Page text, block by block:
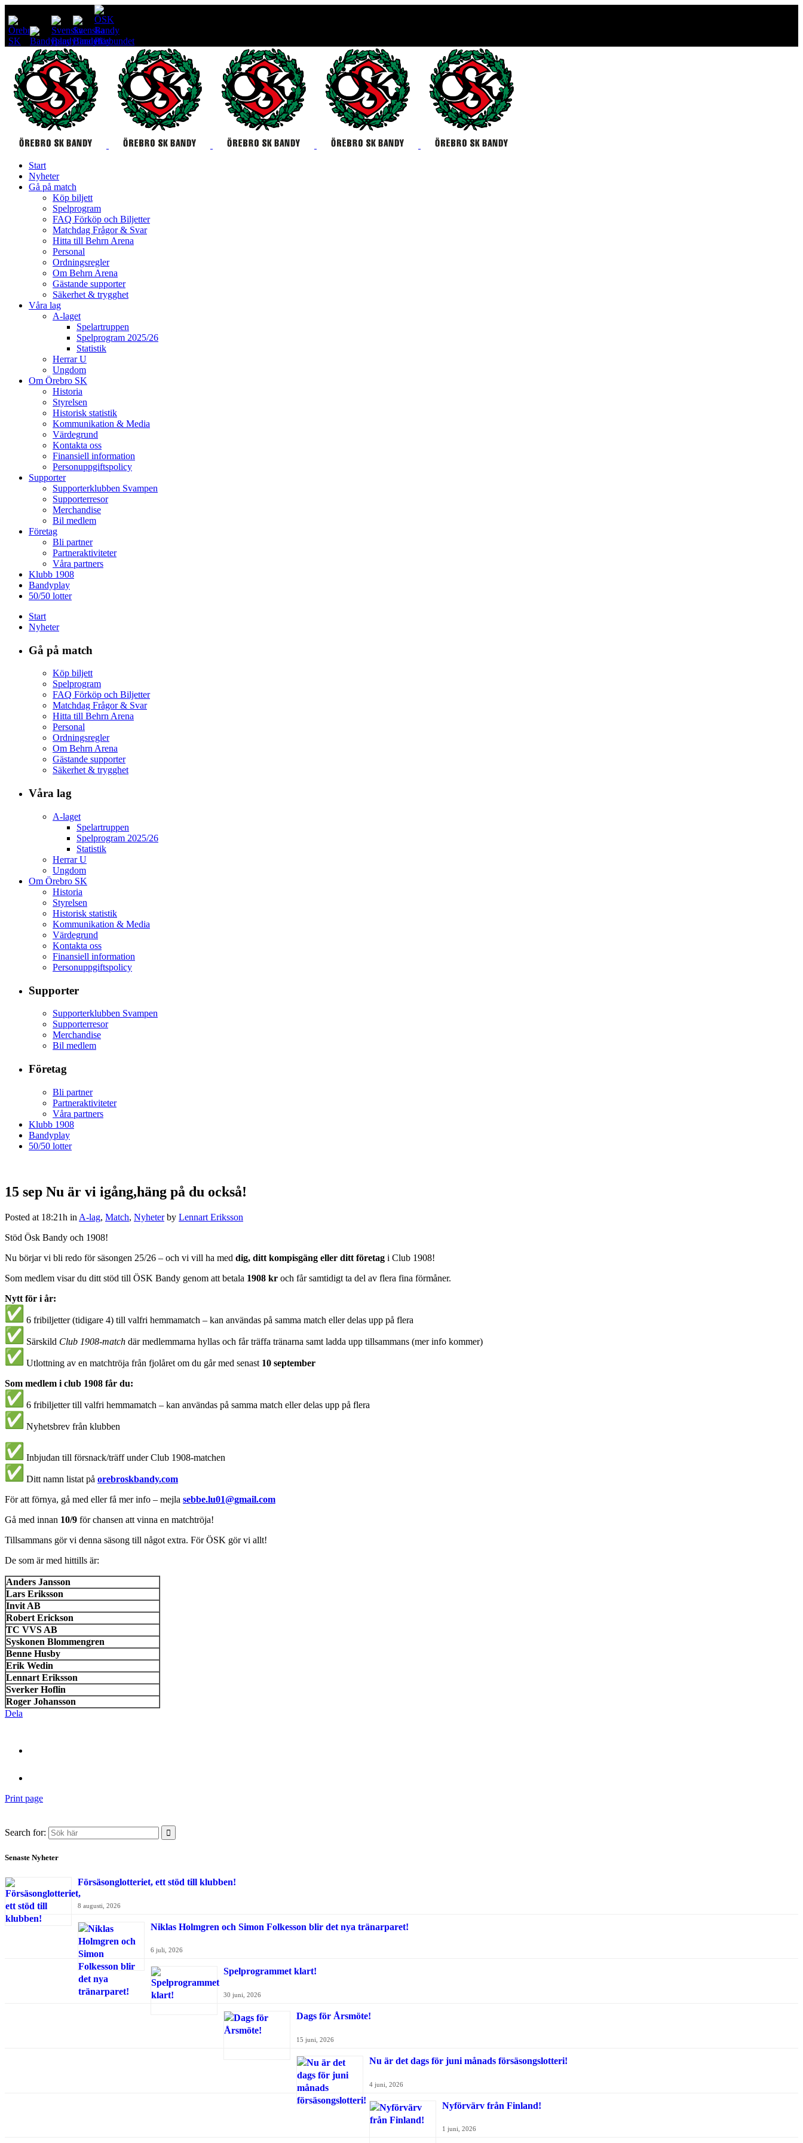
Start
Nyheter
Gå på match
Köp biljett
Spelprogram
FAQ Förköp och Biljetter
Matchdag Frågor & Svar
Hitta till Behrn Arena
Personal
Ordningsregler
Om Behrn Arena
Gästande supporter
Säkerhet & trygghet
Våra lag
A-laget
Spelartruppen
Spelprogram 2025/26
Statistik
Herrar U
Ungdom
Om Örebro SK
Historia
Styrelsen
Historisk statistik
Kommunikation & Media
Värdegrund
Kontakta oss
Finansiell information
Personuppgiftspolicy
Supporter
Supporterklubben Svampen
Supporterresor
Merchandise
Bil medlem
Företag
Bli partner
Partneraktiviteter
Våra partners
Klubb 1908
Bandyplay
50/50 lotter
Start
Nyheter
Gå på match
Köp biljett
Spelprogram
FAQ Förköp och Biljetter
Matchdag Frågor & Svar
Hitta till Behrn Arena
Personal
Ordningsregler
Om Behrn Arena
Gästande supporter
Säkerhet & trygghet
Våra lag
A-laget
Spelartruppen
Spelprogram 2025/26
Statistik
Herrar U
Ungdom
Om Örebro SK
Historia
Styrelsen
Historisk statistik
Kommunikation & Media
Värdegrund
Kontakta oss
Finansiell information
Personuppgiftspolicy
Supporter
Supporterklubben Svampen
Supporterresor
Merchandise
Bil medlem
Företag
Bli partner
Partneraktiviteter
Våra partners
Klubb 1908
Bandyplay
50/50 lotter
15 sep Nu är vi igång,häng på du också!
Posted at 18:21h in A-lag, Match, Nyheter by Lennart Eriksson
Stöd Ösk Bandy och 1908!
Nu börjar vi bli redo för säsongen 25/26 – och vi vill ha med dig, ditt kompisgäng eller ditt företag i Club 1908!
Som medlem visar du ditt stöd till ÖSK Bandy genom att betala 1908 kr och får samtidigt ta del av flera fina förmåner.
Nytt för i år:
6 fribiljetter (tidigare 4) till valfri hemmamatch – kan användas på samma match eller delas upp på flera
Särskild Club 1908-match där medlemmarna hyllas och får träffa tränarna samt ladda upp tillsammans (mer info kommer)
Utlottning av en matchtröja från fjolåret om du går med senast 10 september
Som medlem i club 1908 får du:
6 fribiljetter till valfri hemmamatch – kan användas på samma match eller delas upp på flera
Nyhetsbrev från klubben
Inbjudan till försnack/träff under Club 1908-matchen
Ditt namn listat på orebroskbandy.com
För att förnya, gå med eller få mer info – mejla sebbe.lu01@gmail.com
Gå med innan 10/9 för chansen att vinna en matchtröja!
Tillsammans gör vi denna säsong till något extra. För ÖSK gör vi allt!
De som är med hittills är:
Anders Jansson
Lars Eriksson
Invit AB
Robert Erickson
TC VVS AB
Syskonen Blommengren
Benne Husby
Erik Wedin
Lennart Eriksson
Sverker Hoflin
Roger Johansson
Dela
Print page
Search for:
Senaste Nyheter
Försäsonglotteriet, ett stöd till klubben!
8 augusti, 2026
Niklas Holmgren och Simon Folkesson blir det nya tränarparet!
6 juli, 2026
Spelprogrammet klart!
30 juni, 2026
Dags för Årsmöte!
15 juni, 2026
Nu är det dags för juni månads försäsongslotteri!
4 juni, 2026
Nyförvärv från Finland!
1 juni, 2026